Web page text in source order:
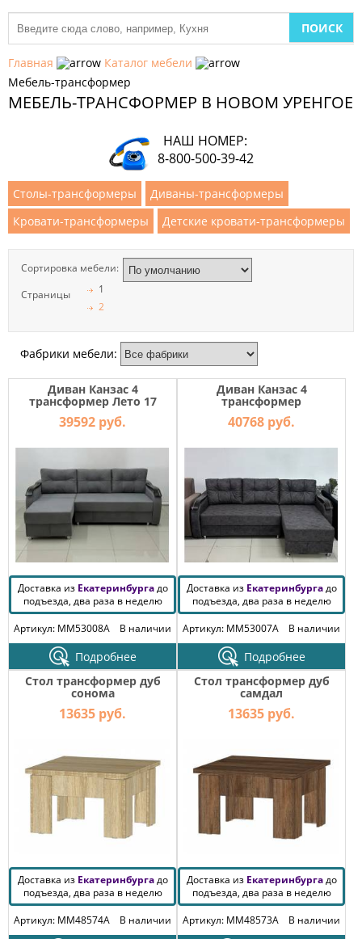
Главная
Каталог мебели
Мебель-трансформер
МЕБЕЛЬ-ТРАНСФОРМЕР В НОВОМ УРЕНГОЕ
НАШ НОМЕР:
8-800-500-39-42
Столы-трансформеры
Диваны-трансформеры
Кровати-трансформеры
Детские кровати-трансформеры
Сортировка мебели:
Страницы
1
2
Фабрики мебели:
Диван Канзас 4
трансформер Лето 17
39592 руб.
Доставка из Екатеринбургадо
подъезда, два раза в неделю
Артикул: MM53008A
В наличии
Подробнее
Диван Канзас 4
трансформер
40768 руб.
Доставка из Екатеринбургадо
подъезда, два раза в неделю
Артикул: MM53007A
В наличии
Подробнее
Стол трансформер дуб
сонома
13635 руб.
Доставка из Екатеринбургадо
подъезда, два раза в неделю
Артикул: MM48574A
В наличии
Стол трансформер дуб
самдал
13635 руб.
Доставка из Екатеринбургадо
подъезда, два раза в неделю
Артикул: MM48573A
В наличии
МЕБЕЛЬ
КУХНИ
ДЕТСКАЯ
ШКАФЫ
СПАЛЬНИ
ГОСТИНОЙ
ПРИХОЖЕЙ
СТОЛЫ
ОФИСНАЯ
МЕБЕЛЬ
МАТРАСЫ
МЕБЕЛЬ
ДЛЯ
ВАННОЙ
МЕБЕЛЬ-
ТРАНСФОРМЕР
РАЗНАЯ
ЖУРНАЛЬНЫЕ
СТОЛЫ
ТУАЛЕТНЫЕ
СТОЛИКИ
БАНКЕТКИ
САДОВАЯ
МЕБЕЛЬ
ЗЕРКАЛА